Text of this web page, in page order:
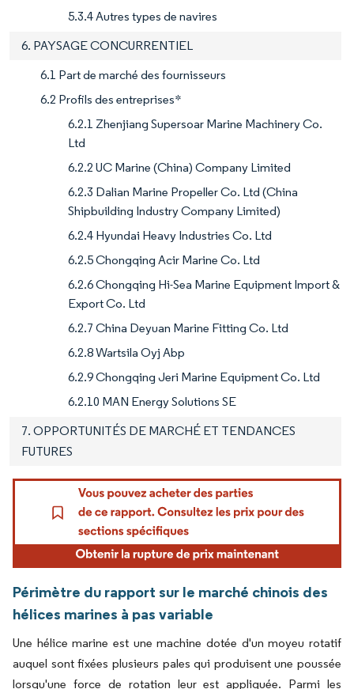
5.3.4 Autres types de navires
6. PAYSAGE CONCURRENTIEL
6.1 Part de marché des fournisseurs
6.2 Profils des entreprises*
6.2.1 Zhenjiang Supersoar Marine Machinery Co.
Ltd
6.2.2 UC Marine (China) Company Limited
6.2.3 Dalian Marine Propeller Co. Ltd (China
Shipbuilding Industry Company Limited)
6.2.4 Hyundai Heavy Industries Co. Ltd
6.2.5 Chongqing Acir Marine Co. Ltd
6.2.6 Chongqing Hi-Sea Marine Equipment Import &
Export Co. Ltd
6.2.7 China Deyuan Marine Fitting Co. Ltd
6.2.8 Wartsila Oyj Abp
6.2.9 Chongqing Jeri Marine Equipment Co. Ltd
6.2.10 MAN Energy Solutions SE
7. OPPORTUNITÉS DE MARCHÉ ET TENDANCES
FUTURES
Périmètre du rapport sur le marché chinois des
hélices marines à pas variable
Une hélice marine est une machine dotée d'un moyeu rotatif
auquel sont fixées plusieurs pales qui produisent une poussée
lorsqu'une force de rotation leur est appliquée. Parmi les